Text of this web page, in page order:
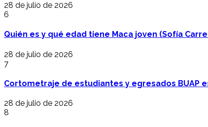
28 de julio de 2026
6
Quién es y qué edad tiene Maca joven (Sofía
28 de julio de 2026
7
Cortometraje de estudiantes y egresados BUAP
28 de julio de 2026
8